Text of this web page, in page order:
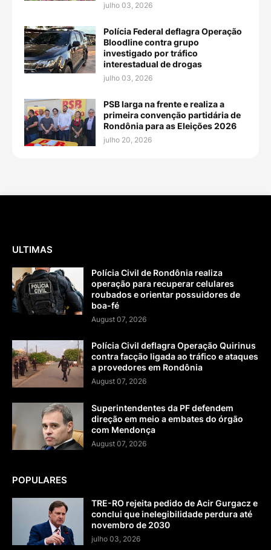
julho 03, 2026
Polícia Federal deflagra Operação
Bloodline contra grupo
investigado por tráfico
interestadual de drogas
julho 03, 2026
PSB larga na frente e realiza a
primeira convenção partidária de
Rondônia para as Eleições 2026
julho 20, 2026
ULTIMAS
Polícia Civil de Rondônia realiza
operação para recuperar celulares
roubados e orientar possuidores de
boa-fé
August 07, 2026
Polícia Civil deflagra Operação Quirinus
contra facção ligada ao tráfico e ataques
a provedores em Rondônia
August 07, 2026
Superintendentes da PF defendem
direção em meio a embates do órgão
com Mendonça
August 07, 2026
POPULARES
TRE-RO rejeita pedido de Acir Gurgacz e
conclui que inelegibilidade perdura até
novembro de 2030
julho 03, 2026